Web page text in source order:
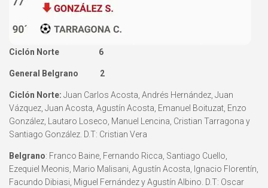
Ciclón Norte 6
General Belgrano 2
Ciclón Norte: Juan Carlos Acosta, Andrés Hernández, Juan
Vázquez, Juan Acosta, Agustín Acosta, Emanuel Boituzat, Enzo
González, Lautaro Loseco, Manuel Lencina, Cristian Tarragona y
Santiago González. D.T: Cristian Vera
Belgrano: Franco Baine, Fernando Ricca, Santiago Cuello,
Ezequiel Meonis, Mario Malisani, Agustín Acosta, Ignacio Florentín,
Facundo Dibiasi, Miguel Fernández y Agustín Albino. D.T: Oscar